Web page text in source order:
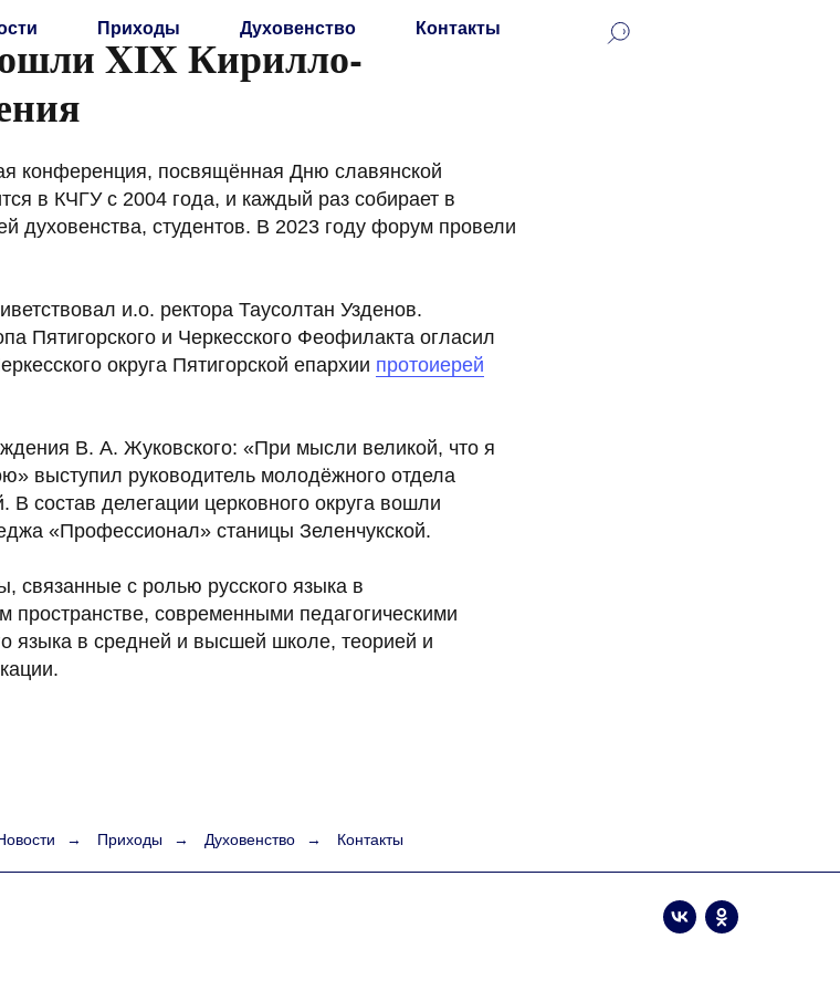
Приходы Духовенство Контакты
XIX Кирилло-
конференция, посвящённая Дню славянской
в КЧГУ с 2004 года, и каждый раз собирает в
духовенства, студентов. В 2023 году форум провели
и.о. ректора Таусолтан Узденов.
Пятигорского и Черкесского Феофилакта огласил
округа Пятигорской епархии протоиерей
В. А. Жуковского: «При мысли великой, что я
выступил руководитель молодёжного отдела
В состав делегации церковного округа вошли
«Профессионал» станицы Зеленчукской.
связанные с ролью русского языка в
пространстве, современными педагогическими
языка в средней и высшей школе, теорией и
→ Приходы → Духовенство → Контакты